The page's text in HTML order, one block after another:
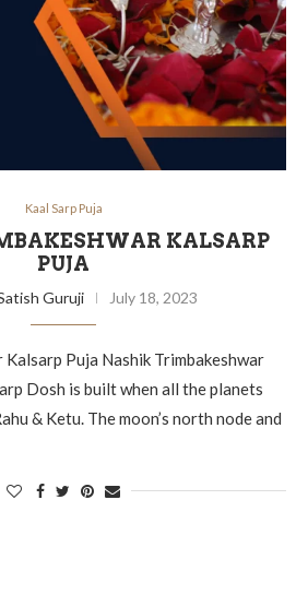
Kaal Sarp Puja
KALSARP
PUJA
Guruji July 18, 2023
Kalsarp Puja Nashik Trimbakeshwar
Dosh is built when all the planets
& Ketu. The moon’s north node and